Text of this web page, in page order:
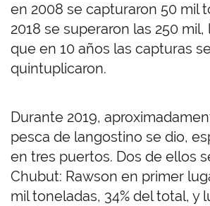
en 2008 se capturaron 50 mil
2018 se superaron las 250
que en 10 años las capturas
quintuplicaron.
Durante 2019,
pesca de langostino se dio,
en tres puertos. Dos de ellos
Chubut: Rawson en primer
mil toneladas, 34% del total, y